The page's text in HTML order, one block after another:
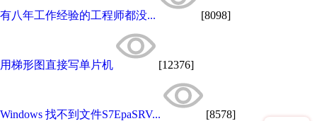
有八年工作经验的工程师都没... [8098]
用梯形图直接写单片机 [12376]
Windows 找不到文件S7EpaSRV... [8578]